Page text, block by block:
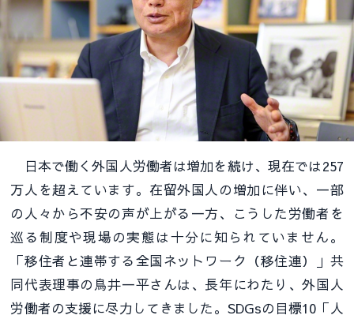
日本で働く外国人労働者は増加を続け、現在では257
万人を超えています。在留外国人の増加に伴い、一部
の人々から不安の声が上がる一方、こうした労働者を
巡る制度や現場の実態は十分に知られていません。
「移住者と連帯する全国ネットワーク（移住連）」共
同代表理事の鳥井一平さんは、長年にわたり、外国人
労働者の支援に尽力してきました。SDGsの目標10「人